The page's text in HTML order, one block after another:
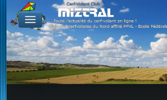
De par le monde
GALERIES
Galerie Photo
Galerie KAP
Galerie Vidéo